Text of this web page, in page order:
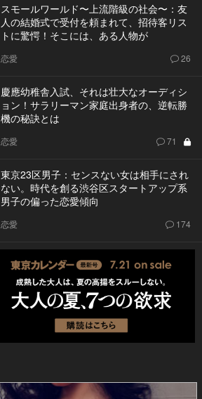
スモールワールド〜上流階級の社会〜：友
人の結婚式で受付を頼まれて、招待客リス
トに驚愕！そこには、ある人物が
恋愛 26
慶應幼稚舎入試、それは壮大なオーディシ
ョン！サラリーマン家庭出身者の、逆転勝
機の秘訣とは
恋愛 71
東京23区男子：センスない女は相手にされ
ない。時代を創る渋谷区スタートアップ系
男子の偏った恋愛傾向
恋愛 174